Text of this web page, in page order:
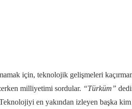
için, teknolojik gelişmeleri
milliyetimi sordular. “Türküm”
Teknolojiyi en yakından izleyen başka